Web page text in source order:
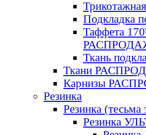
Подкладка
Таффета
Ткань
Ткани
Карнизы
Резинка
Резинка (тесьма
Резинка